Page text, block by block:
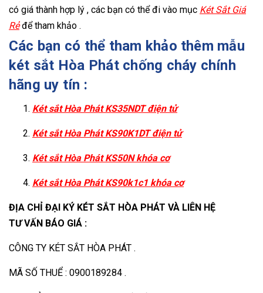
có giá thành hợp lý , các bạn có thể đi vào mục Két Sắt Giá
Rẻđể tham khảo .
Các bạn có thể tham khảo thêm mẫu
két sắt Hòa Phát chống cháy chính
hãng uy tín :
Két sắt Hòa Phát KS35NDT điện tử
Két sắt Hòa Phát KS90K1DT điện tử
Két sắt Hòa Phát KS50N khóa cơ
Két sắt Hòa Phát KS90k1c1 khóa cơ
ĐỊA CHỈ ĐẠI KÝ KÉT SẮT HÒA PHÁT VÀ LIÊN HỆ
TƯ VẤN BÁO GIÁ :
CÔNG TY KÉT SẮT HÒA PHÁT .
MÃ SỐ THUỂ : 0900189284 .